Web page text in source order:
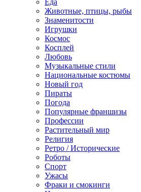
Еда
Животные, птицы, рыбы
Знаменитости
Игрушки
Космос
Косплей
Любовь
Музыкальные стили
Национальные костюмы
Новый год
Пираты
Погода
Популярные франшизы
Профессии
Растительный мир
Религия
Ретро / Исторические
Роботы
Спорт
Ужасы
Фраки и смокинги